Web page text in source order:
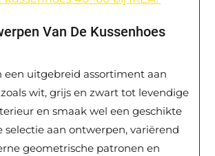
Van De Kussenhoes
een uitgebreid assortiment aan
wit, grijs en zwart tot levendige
en smaak wel een geschikte
aan ontwerpen, variërend
geometrische patronen en